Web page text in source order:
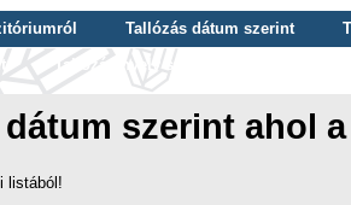
Tallózás dátum szerint
Tallózás nyelv szerint
szerint ahol
listából!